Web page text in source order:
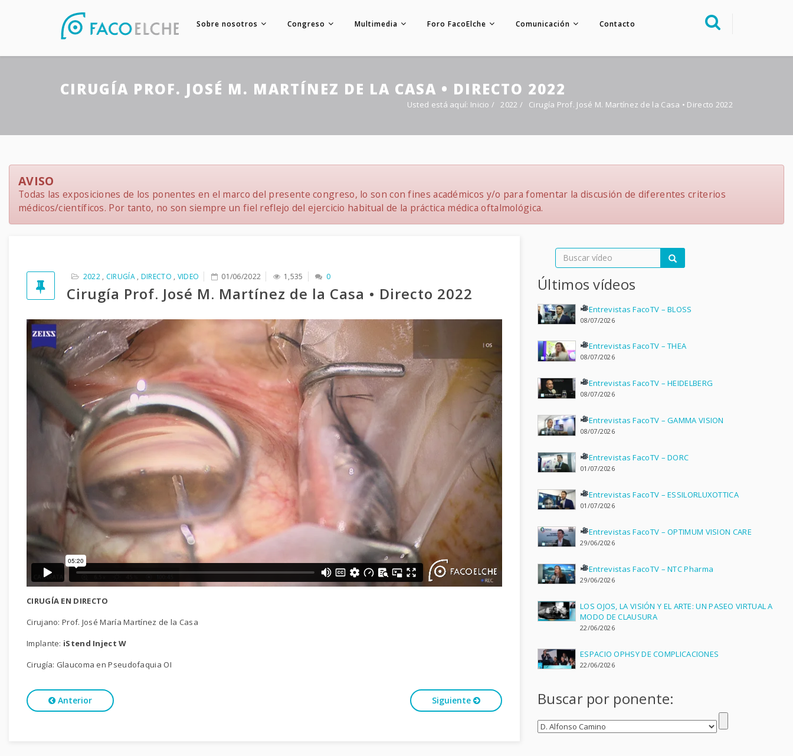
Sobre nosotros Congreso Multimedia Foro FacoElche Comunicación Contacto
CIRUGÍA PROF. JOSÉ M. MARTÍNEZ DE LA CASA • DIRECTO 2022
Usted está aquí: Inicio / 2022 / Cirugía Prof. José M. Martínez de la Casa • Directo 2022
AVISO
Todas las exposiciones de los ponentes en el marco del presente congreso, lo son con fines académicos y/o para fomentar la discusión de diferentes criterios
médicos/científicos. Por tanto, no son siempre un fiel reflejo del ejercicio habitual de la práctica médica oftalmológica.
2022, CIRUGÍA, DIRECTO , VIDEO 01/06/2022 1,535 0
Cirugía Prof. José M. Martínez de la Casa • Directo 2022
CIRUGÍA EN DIRECTO
Cirujano: Prof. José María Martínez de la Casa
Implante: iStend Inject W
Cirugía: Glaucoma en Pseudofaquia OI
Anterior Siguiente
Últimos vídeos
Entrevistas FacoTV – BLOSS
08/07/2026
Entrevistas FacoTV – THEA
08/07/2026
Entrevistas FacoTV – HEIDELBERG
08/07/2026
Entrevistas FacoTV – GAMMA VISION
08/07/2026
Entrevistas FacoTV – DORC
01/07/2026
Entrevistas FacoTV – ESSILORLUXOTTICA
01/07/2026
Entrevistas FacoTV – OPTIMUM VISION CARE
29/06/2026
Entrevistas FacoTV – NTC Pharma
29/06/2026
LOS OJOS, LA VISIÓN Y EL ARTE: UN PASEO VIRTUAL A
MODO DE CLAUSURA
22/06/2026
ESPACIO OPHSY DE COMPLICACIONES
22/06/2026
Buscar por ponente: